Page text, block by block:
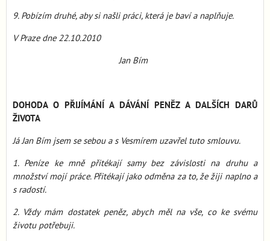
9. Pobízím druhé, aby si našli práci, která je baví a naplňuje.
V Praze dne 22.10.2010
Jan Bím
DOHODA O PŘIJÍMÁNÍ A DÁVÁNÍ PENĚZ A DALŠÍCH DARŮ
ŽIVOTA
Já Jan Bím jsem se sebou a s Vesmírem uzavřel tuto smlouvu.
1. Peníze ke mně přitékají samy bez závislosti na druhu a
množství mojí práce. Přitékají jako odměna za to, že žiji naplno a
s radostí.
2. Vždy mám dostatek peněz, abych měl na vše, co ke svému
životu potřebuji.